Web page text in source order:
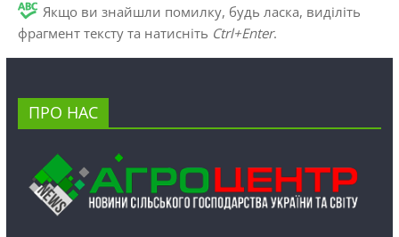
Якщо ви знайшли помилку, будь ласка, виділіть
фрагмент тексту та натисніть Ctrl+Enter.
ПРО НАС